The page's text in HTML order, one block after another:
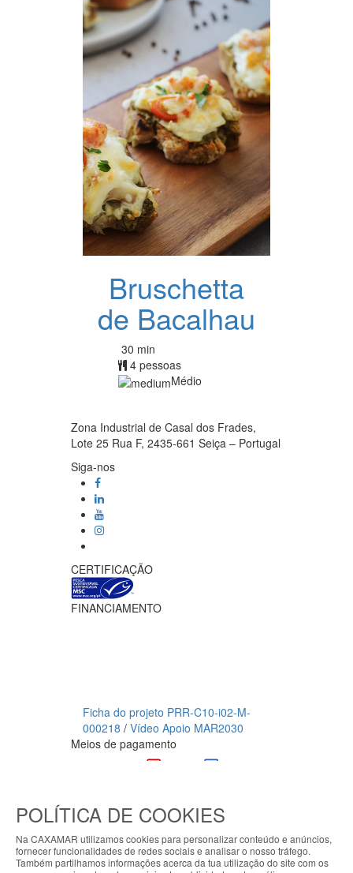
Bruschetta
de Bacalhau
30 min
4 pessoas
Médio
Zona Industrial de Casal dos Frades,
Lote 25 Rua F, 2435-661 Seiça – Portugal
Siga-nos
CERTIFICAÇÃO
FINANCIAMENTO
Ficha do projeto PRR-C10-i02-M-
000218 / Vídeo Apoio MAR2030
Meios de pagamento
Todos os direitos reservados / Salvo
indicação de contrário as promoções
apresentadas são válidas até ao dia 08-
08-2026
POLÍTICA DE COOKIES
Na CAXAMAR utilizamos cookies para personalizar conteúdo e anúncios,
fornecer funcionalidades de redes sociais e analisar o nosso tráfego.
Também partilhamos informações acerca da tua utilização do site com os